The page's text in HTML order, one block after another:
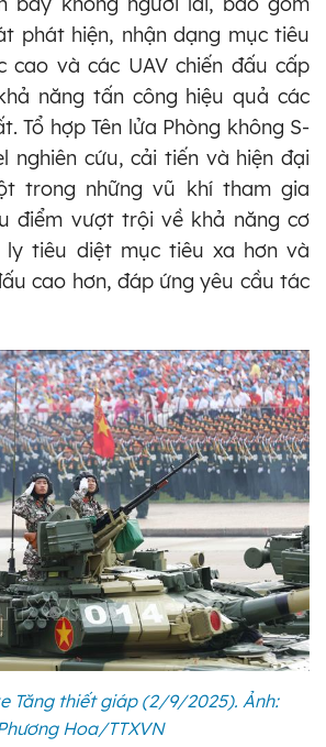
phát hiện, nhận dạng mục tiêu
cao và các UAV chiến đấu cấp
năng tấn công hiệu quả các
Tổ hợp Tên lửa Phòng không S-
nghiên cứu, cải tiến và hiện đại
trong những vũ khí tham gia
điểm vượt trội về khả năng cơ
ly tiêu diệt mục tiêu xa hơn và
cao hơn, đáp ứng yêu cầu tác
Tăng thiết giáp (2/9/2025). Ảnh:
Hoa/TTXVN